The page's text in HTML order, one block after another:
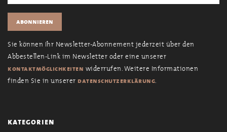
Sie können Ihr Newsletter-Abonnement jederzeit über den
Abbestellen-Link im Newsletter oder eine unserer
kontaktmöglichkeiten widerrufen. Weitere Informationen
finden Sie in unserer datenschutzerklärung.
kategorien